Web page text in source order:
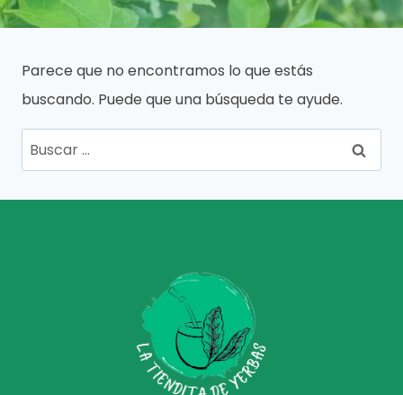
Parece que no encontramos lo que estás
buscando. Puede que una búsqueda te ayude.
Buscar: